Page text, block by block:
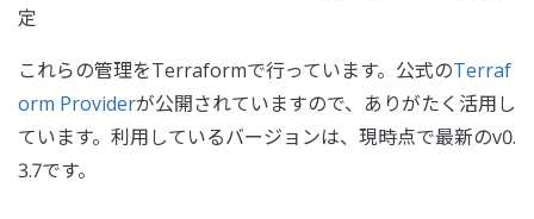
定
これらの管理をTerraformで行っています。公式のTerraf
orm Providerが公開されていますので、ありがたく活用し
ています。利用しているバージョンは、現時点で最新のv0.
3.7です。